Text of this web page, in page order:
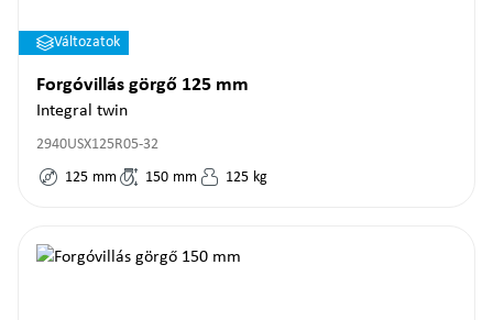
Változatok
Forgóvillás görgő 125 mm
Integral twin
2940USX125R05-32
125 mm 150 mm 125 kg